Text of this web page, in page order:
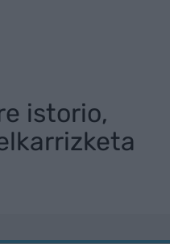
istorio,